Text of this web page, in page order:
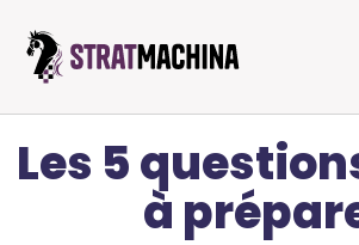
Les 5
à